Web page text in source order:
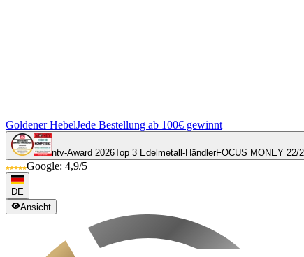
Goldener HebelJede Bestellung ab 100€ gewinnt
ntv-Award 2026Top 3 Edelmetall-HändlerFOCUS MONEY 22/
Google: 4,9/5
DE
Ansicht